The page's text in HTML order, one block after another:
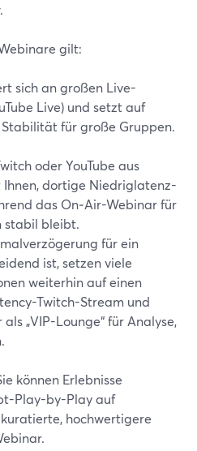
gilt:
sich an großen Live-
Live) und setzt auf
für große Gruppen.
oder YouTube aus
dortige Niedriglatenz-
das On‑Air-Webinar für
stabil bleibt.
für ein
ist, setzen viele
weiterhin auf einen
Twitch-Stream und
„VIP-Lounge“ für Analyse,
können Erlebnisse
Play-by-Play auf
hochwertigere